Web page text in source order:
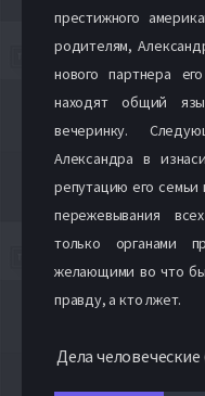
престижного
родителям,
нового партнера
находят общий
вечеринку.
Александра в
репутацию его семьи
пережевывания
только органами
желающими во что бы
правду, а кто лжет.
Дела